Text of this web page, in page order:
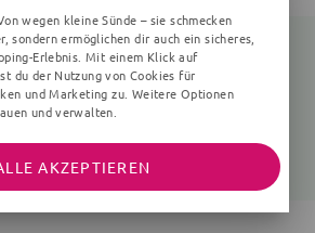
Print
Babyhose
wegen kleine Sünde – sie schmecken
sondern ermöglichen dir auch ein sicheres,
Erlebnis. Mit einem Klick auf
du der Nutzung von Cookies für
und Marketing zu. Weitere Optionen
und verwalten.
AKZEPTIEREN